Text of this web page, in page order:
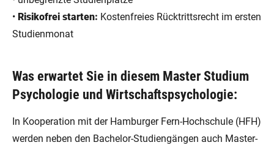
• Risikofrei starten: Kostenfreies Rücktrittsrecht im ersten
Studienmonat
Was erwartet Sie in diesem Master Studium
Psychologie und Wirtschaftspsychologie:
In Kooperation mit der Hamburger Fern-Hochschule (HFH)
werden neben den Bachelor-Studiengängen auch Master-